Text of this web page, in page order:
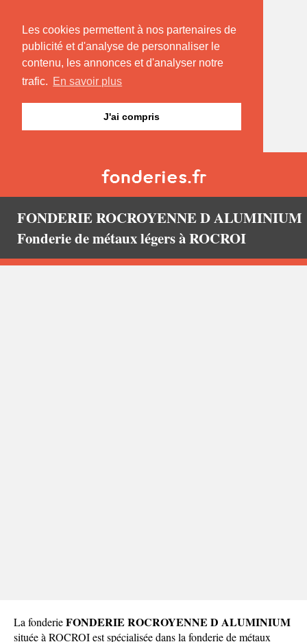
Les cookies permettent à nos partenaires de
publicité et d'analyse de personnaliser le
contenu, les annonces et d'analyser notre
trafic. En savoir plus
J'ai compris
FONDERIE ROCROYENNE D ALUMINIUM
Fonderie de métaux légers à ROCROI
La fonderieFONDERIE ROCROYENNE D ALUMINIUM
située à ROCROI est spécialisée dans la fonderie de métaux